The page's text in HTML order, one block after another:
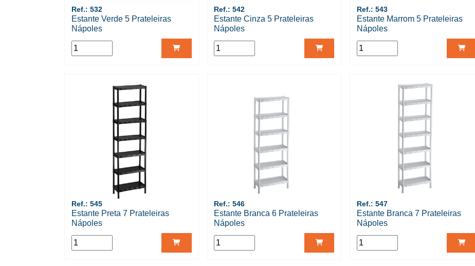
Ref.: 532
Estante Verde 5 Prateleiras
Nápoles
Ref.: 542
Estante Cinza 5 Prateleiras
Nápoles
Ref.: 543
Estante Marrom 5 Prateleiras
Nápoles
Ref.: 545
Estante Preta 7 Prateleiras
Nápoles
Ref.: 546
Estante Branca 6 Prateleiras
Nápoles
Ref.: 547
Estante Branca 7 Prateleiras
Nápoles